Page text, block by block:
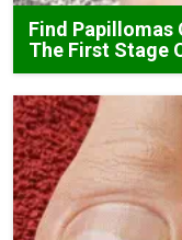
Find Papillomas
The First Stage